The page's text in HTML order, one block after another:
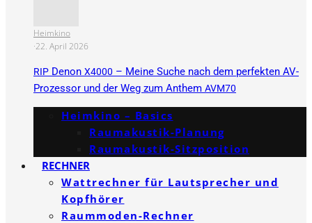
Heimkino
·22. April 2026
RIP Denon X4000 – Meine Suche nach dem perfekten AV-
Prozessor und der Weg zum Anthem AVM70
Heimkino – Basics
Raumakustik-Planung
Raumakustik-Sitzposition
RECHNER
Wattrechner für Lautsprecher und
Kopfhörer
Raummoden-Rechner